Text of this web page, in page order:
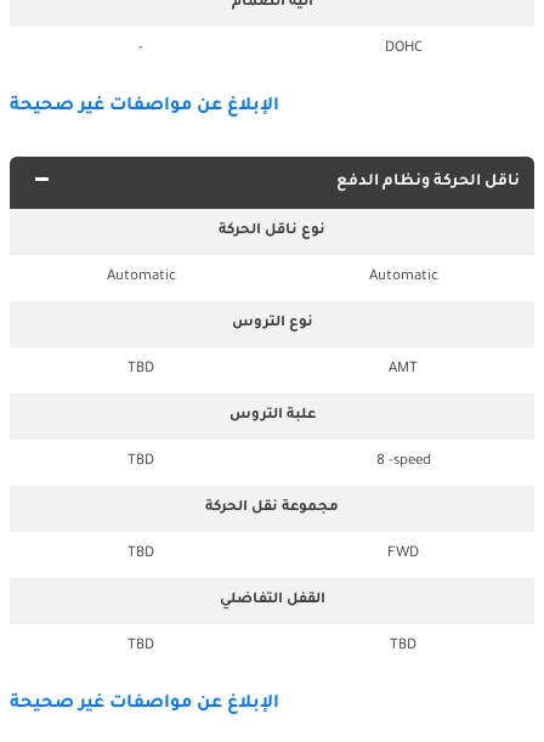
DOHC
-
الإبلاغ عن مواصفات غير صحيحة
ناقل الحركة ونظام الدفع
نوع ناقل الحركة
Automatic
Automatic
نوع التروس
AMT
TBD
علبة التروس
8 -speed
TBD
مجموعة نقل الحركة
FWD
TBD
القفل التفاضلي
TBD
TBD
الإبلاغ عن مواصفات غير صحيحة